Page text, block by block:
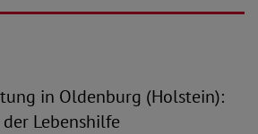
in Oldenburg (Holstein):
Lebenshilfe